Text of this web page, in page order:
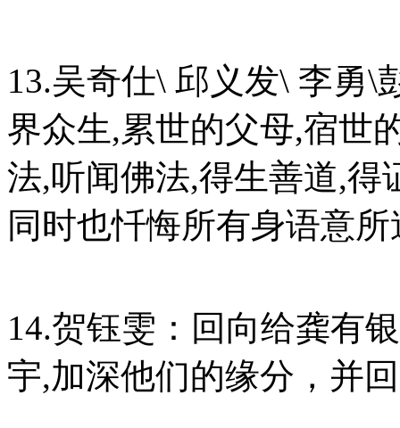
13.吴奇仕\ 邱义发\ 李勇\
界众生,累世的父母,宿世
法,听闻佛法,得生善道,得
同时也忏悔所有身语意
14.贺钰雯：回向给龚有
宇,加深他们的缘分，并